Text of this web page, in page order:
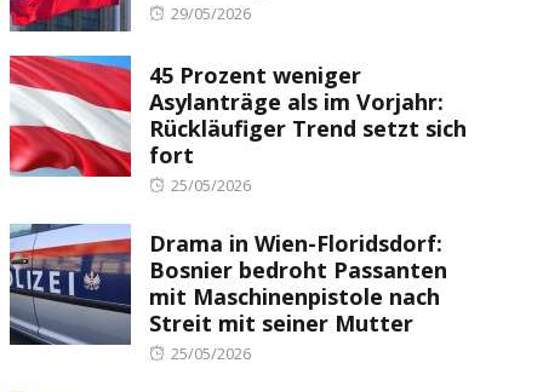
Posted
29/05/2026
45 Prozent weniger
Asylanträge als im Vorjahr:
Rückläufiger Trend setzt sich
fort
Posted
25/05/2026
Drama in Wien-Floridsdorf:
Bosnier bedroht Passanten
mit Maschinenpistole nach
Streit mit seiner Mutter
Posted
25/05/2026